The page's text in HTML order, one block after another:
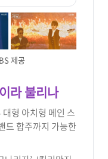
제공
라 불리나
형 아치형 메인 스
드 합주까지 가능한